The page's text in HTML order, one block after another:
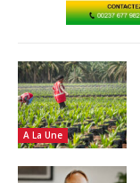
A La Une